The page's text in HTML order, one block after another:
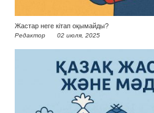
Жастар неге кітап оқымайды?
Редактор 02 июля, 2025